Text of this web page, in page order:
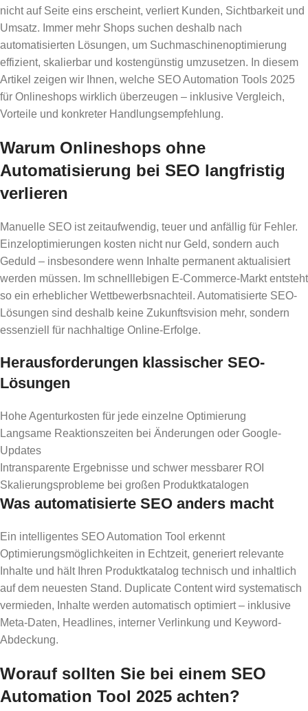
nicht auf Seite eins erscheint, verliert Kunden, Sichtbarkeit und
Umsatz. Immer mehr Shops suchen deshalb nach
automatisierten Lösungen, um Suchmaschinenoptimierung
effizient, skalierbar und kostengünstig umzusetzen. In diesem
Artikel zeigen wir Ihnen, welche SEO Automation Tools 2025
für Onlineshops wirklich überzeugen – inklusive Vergleich,
Vorteile und konkreter Handlungsempfehlung.
Warum Onlineshops ohne
Automatisierung bei SEO langfristig
verlieren
Manuelle SEO ist zeitaufwendig, teuer und anfällig für Fehler.
Einzeloptimierungen kosten nicht nur Geld, sondern auch
Geduld – insbesondere wenn Inhalte permanent aktualisiert
werden müssen. Im schnelllebigen E-Commerce-Markt entsteht
so ein erheblicher Wettbewerbsnachteil. Automatisierte SEO-
Lösungen sind deshalb keine Zukunftsvision mehr, sondern
essenziell für nachhaltige Online-Erfolge.
Herausforderungen klassischer SEO-
Lösungen
Hohe Agenturkosten für jede einzelne Optimierung
Langsame Reaktionszeiten bei Änderungen oder Google-
Updates
Intransparente Ergebnisse und schwer messbarer ROI
Skalierungsprobleme bei großen Produktkatalogen
Was automatisierte SEO anders macht
Ein intelligentes SEO Automation Tool erkennt
Optimierungsmöglichkeiten in Echtzeit, generiert relevante
Inhalte und hält Ihren Produktkatalog technisch und inhaltlich
auf dem neuesten Stand. Duplicate Content wird systematisch
vermieden, Inhalte werden automatisch optimiert – inklusive
Meta-Daten, Headlines, interner Verlinkung und Keyword-
Abdeckung.
Worauf sollten Sie bei einem SEO
Automation Tool 2025 achten?